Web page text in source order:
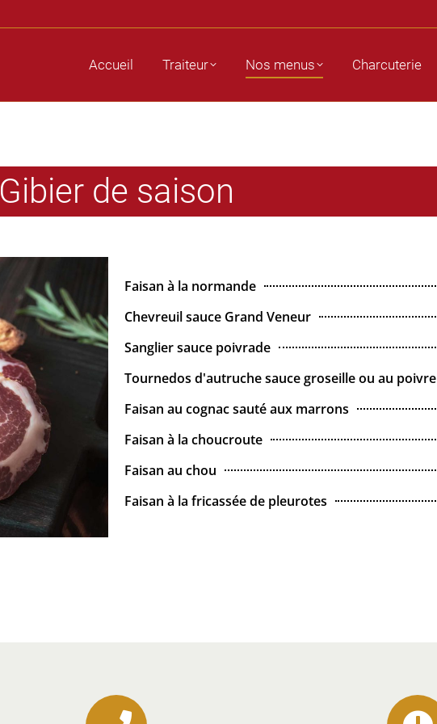
Accueil Traiteur Nos menus Charcuterie
Gibier de saison
Faisan à la normande
Chevreuil sauce Grand Veneur
Sanglier sauce poivrade
Tournedos d'autruche sauce groseille ou au poivre
Faisan au cognac sauté aux marrons
Faisan à la choucroute
Faisan au chou
Faisan à la fricassée de pleurotes
Nos menus Charcuterie Photos Nous contacter